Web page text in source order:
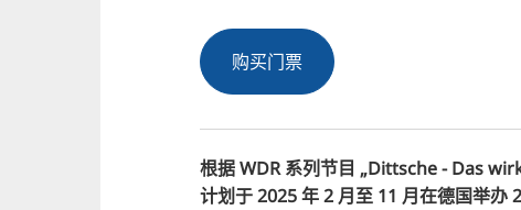
购买门票
根据 WDR 系列节目 „Dittsche - Das
计划于 2025 年 2 月至 11 月在德国举办